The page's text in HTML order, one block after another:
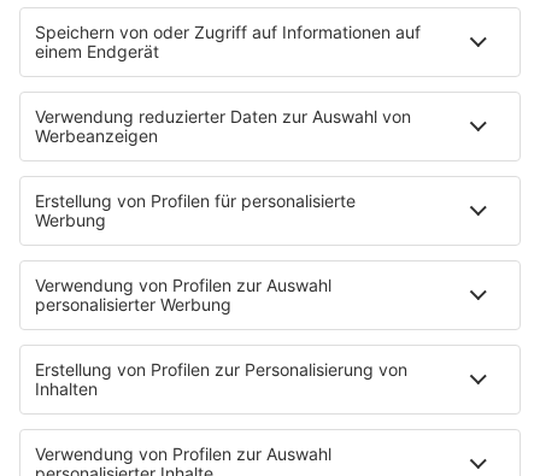
80s80s POP STORIES
80s80s PRINCE
80s80s QUEEN
80s80s REGGAE
80s80s ROCK
80s80s ROMANTIC ROCK
80s80s SOUL BALLADS
80s80s SUMMER
80s80s TECHNO
80s80s WAVE
80s80s XMAS
80s80s YACHT ROCK
60s und 70s gibt es auf NORA
Musik
80s Musik in der DDR